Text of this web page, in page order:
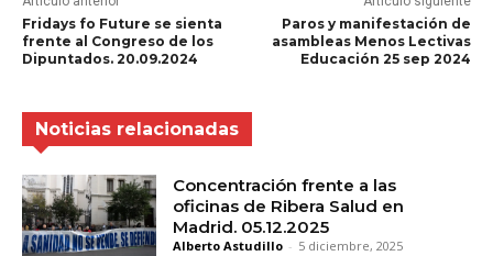
Fridays fo Future se sienta
frente al Congreso de los
Dipuntados. 20.09.2024
Paros y manifestación de
asambleas Menos Lectivas
Educación 25 sep 2024
Noticias relacionadas
Concentración frente a las
oficinas de Ribera Salud en
Madrid. 05.12.2025
Alberto Astudillo - 5 diciembre, 2025